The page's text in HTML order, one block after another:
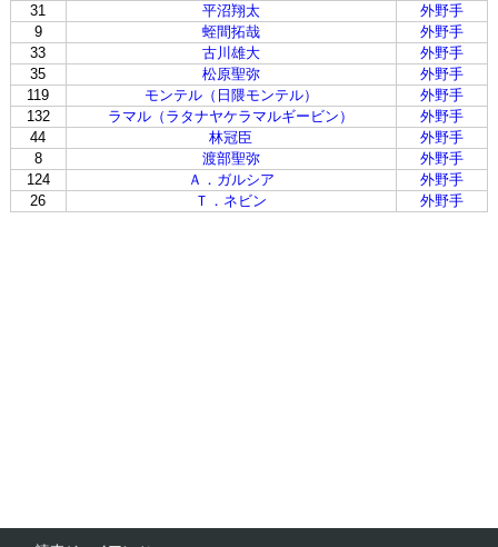
31
平沼翔太
外野手
9
蛭間拓哉
外野手
33
古川雄大
外野手
35
松原聖弥
外野手
119
モンテル（日隈モンテル）
外野手
132
ラマル（ラタナヤケラマルギービン）
外野手
44
林冠臣
外野手
8
渡部聖弥
外野手
124
Ａ．ガルシア
外野手
26
Ｔ．ネビン 外野手